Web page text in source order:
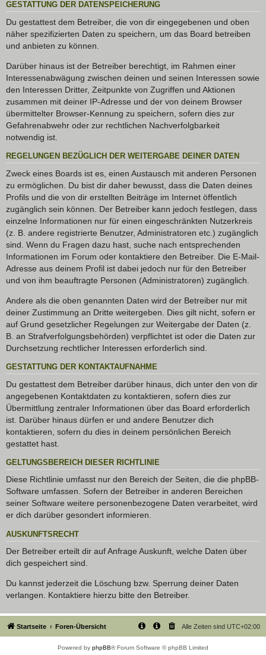
GESTATTUNG DER DATENSPEICHERUNG
Du gestattest dem Betreiber, die von dir eingegebenen und oben
näher spezifizierten Daten zu speichern, um das Board betreiben
und anbieten zu können.
Darüber hinaus ist der Betreiber berechtigt, im Rahmen einer
Interessenabwägung zwischen deinen und seinen Interessen sowie
den Interessen Dritter, Zeitpunkte von Zugriffen und Aktionen
zusammen mit deiner IP-Adresse und der von deinem Browser
übermittelter Browser-Kennung zu speichern, sofern dies zur
Gefahrenabwehr oder zur rechtlichen Nachverfolgbarkeit
notwendig ist.
REGELUNGEN BEZÜGLICH DER WEITERGABE DEINER DATEN
Zweck eines Boards ist es, einen Austausch mit anderen Personen
zu ermöglichen. Du bist dir daher bewusst, dass die Daten deines
Profils und die von dir erstellten Beiträge im Internet öffentlich
zugänglich sein können. Der Betreiber kann jedoch festlegen, dass
einzelne Informationen nur für einen eingeschränkten Nutzerkreis
(z. B. andere registrierte Benutzer, Administratoren etc.) zugänglich
sind. Wenn du Fragen dazu hast, suche nach entsprechenden
Informationen im Forum oder kontaktiere den Betreiber. Die E-Mail-
Adresse aus deinem Profil ist dabei jedoch nur für den Betreiber
und von ihm beauftragte Personen (Administratoren) zugänglich.
Andere als die oben genannten Daten wird der Betreiber nur mit
deiner Zustimmung an Dritte weitergeben. Dies gilt nicht, sofern er
auf Grund gesetzlicher Regelungen zur Weitergabe der Daten (z.
B. an Strafverfolgungsbehörden) verpflichtet ist oder die Daten zur
Durchsetzung rechtlicher Interessen erforderlich sind.
GESTATTUNG DER KONTAKTAUFNAHME
Du gestattest dem Betreiber darüber hinaus, dich unter den von dir
angegebenen Kontaktdaten zu kontaktieren, sofern dies zur
Übermittlung zentraler Informationen über das Board erforderlich
ist. Darüber hinaus dürfen er und andere Benutzer dich
kontaktieren, sofern du dies in deinem persönlichen Bereich
gestattet hast.
GELTUNGSBEREICH DIESER RICHTLINIE
Diese Richtlinie umfasst nur den Bereich der Seiten, die die phpBB-
Software umfassen. Sofern der Betreiber in anderen Bereichen
seiner Software weitere personenbezogene Daten verarbeitet, wird
er dich darüber gesondert informieren.
AUSKUNFTSRECHT
Der Betreiber erteilt dir auf Anfrage Auskunft, welche Daten über
dich gespeichert sind.
Du kannst jederzeit die Löschung bzw. Sperrung deiner Daten
verlangen. Kontaktiere hierzu bitte den Betreiber.
Startseite Foren-Übersicht Alle Zeiten sind UTC+02:00
Powered by phpBB® Forum Software © phpBB Limited